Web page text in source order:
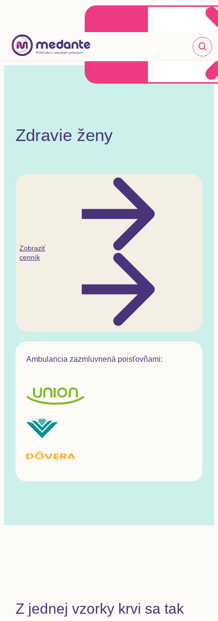
Klientske centrum
+421 2 20 302 303
Zdravie ženy
Zobraziť
cenník
Ambulancia zazmluvnená poisťovňami:
Z jednej vzorky krvi sa tak